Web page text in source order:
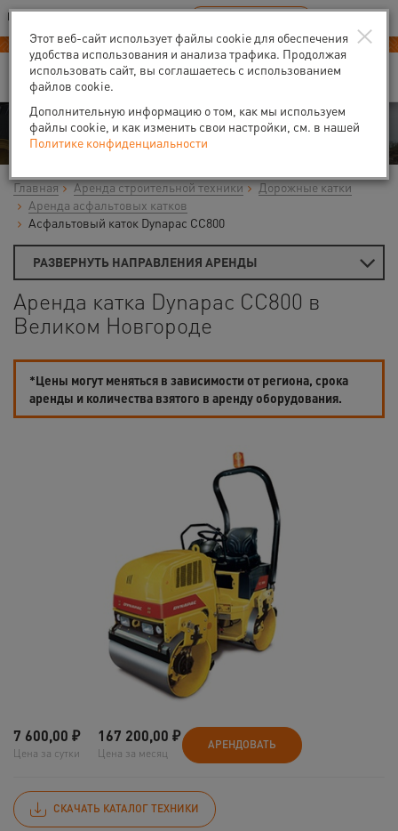
Ваш город:Великий Новгород
В Вашем регионе нет наших офисов
-40% на арендукомпрессоров
RU EN
Аренда
Главная Аренда строительной техники
Дорожные катки
Аренда асфальтовых катков
Асфальтовый каток Dynapac CС800
РАЗВЕРНУТЬ НАПРАВЛЕНИЯ АРЕНДЫ
Аренда катка Dynapac CС800 в
Великом Новгороде
*Цены могут меняться в зависимости от региона, срока
аренды и количества взятого в аренду оборудования.
7 600,00 ₽
Цена за сутки
167 200,00 ₽
Цена за месяц
АРЕНДОВАТЬ
СКАЧАТЬ КАТАЛОГ ТЕХНИКИ
×
Этот веб-сайт использует файлы cookie для обеспечения
удобства использования и анализа трафика. Продолжая
использовать сайт, вы соглашаетесь с использованием
файлов cookie.
Дополнительную информацию о том, как мы используем
файлы cookie, и как изменить свои настройки, см. в нашей
Политике конфиденциальности